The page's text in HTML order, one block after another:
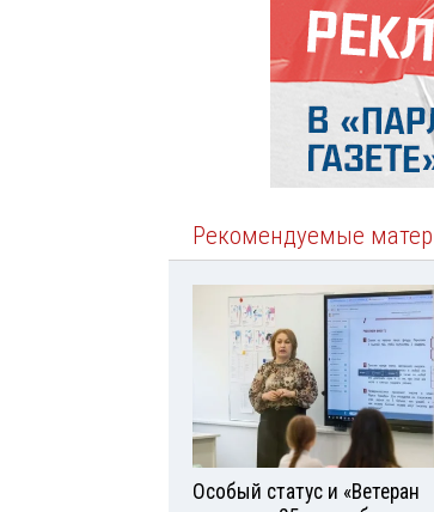
Рекомендуемые
Особый статус и «Ветеран